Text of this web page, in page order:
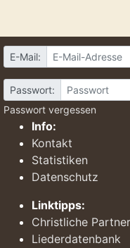
E-Mail:
Passwort:
Passwort vergessen
Info:
Kontakt
Statistiken
Datenschutz
Linktipps:
Christliche
Liederdatenbank